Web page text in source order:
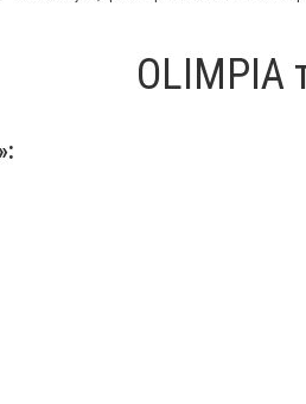
OLIMPIA